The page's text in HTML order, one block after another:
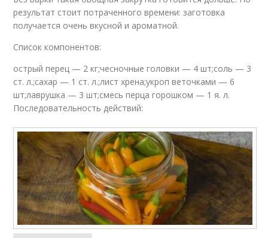
результат стоит потраченного времени: заготовка
получается очень вкусной и ароматной.
Список компонентов:
острый перец — 2 кг;чесночные головки — 4 шт;соль — 3
ст. л.;сахар — 1 ст. л.;лист хрена;укроп веточками — 6
шт;лаврушка — 3 шт;смесь перца горошком — 1 я. л.
Последовательность действий: